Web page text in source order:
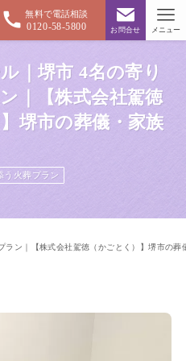
無料で電話相談
0120-58-5800 お問合せ メニュー
｜堺市 4名の寄り
｜【株式会社駕徳
堺市の葬儀・家族
う火葬プラン
ラン｜【株式会社駕徳（かごとく）】堺市の葬